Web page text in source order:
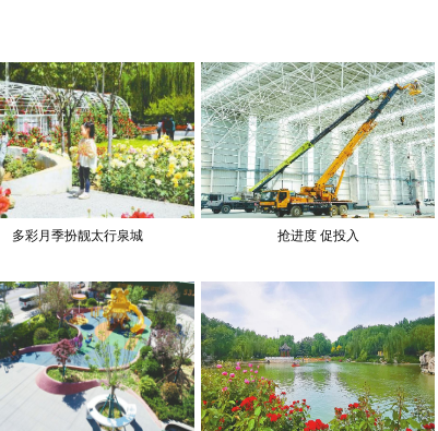
多彩月季扮靓太行泉城 抢进度 促投入